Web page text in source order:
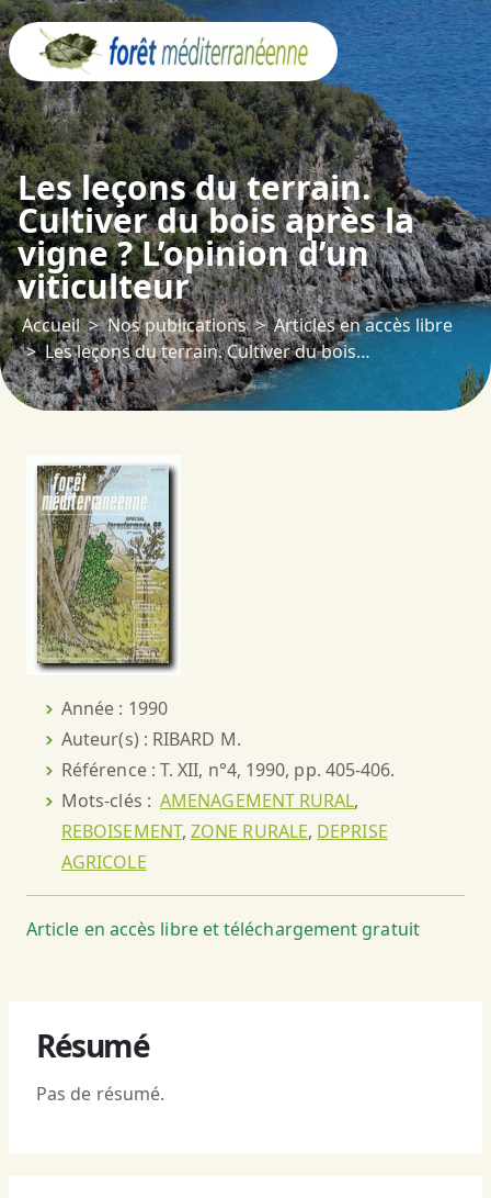
Les leçons du terrain.
Cultiver du bois après la
vigne ? L’opinion d’un
viticulteur
Accueil Nos publications
Articles en accès libre
Les leçons du terrain. Cultiver du bois après la vigne ? L’opinion d’un viticulteur
Année : 1990
Auteur(s) : RIBARD M.
Référence : T. XII, n°4, 1990, pp. 405-406.
Mots-clés :AMENAGEMENT RURAL,
REBOISEMENT,ZONE RURALE, DEPRISE
AGRICOLE
Article en accès libre et téléchargement gratuit
Résumé
Pas de résumé.
Panneau de gestion des cookies